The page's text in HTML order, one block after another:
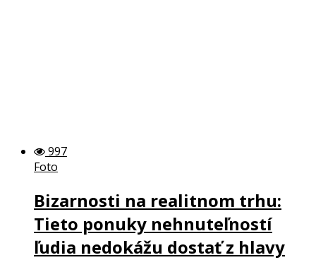
997
Foto
Bizarnosti na realitnom trhu:
Tieto ponuky nehnuteľností
ľudia nedokážu dostať z hlavy